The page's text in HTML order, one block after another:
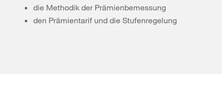
die Methodik der Prämienbemessung
den Prämientarif und die Stufenregelung